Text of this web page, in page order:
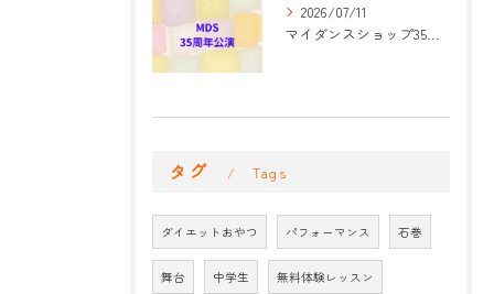
2026/07/11
マイダンスショップ35周年記念公演 振付開始
タグ Tags
ダイエットおやつ パフォーマンス 石巻
舞台 中学生 無料体験レッスン